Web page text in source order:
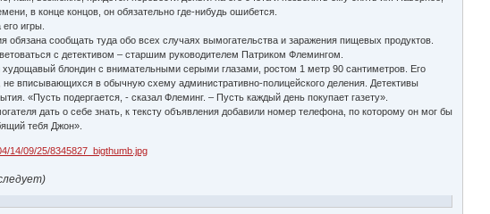
в конце концов, он обязательно где-нибудь ошибется.
игры.
сообщать туда обо всех случаях вымогательства и заражения пищевых продуктов.
с детективом – старшим руководителем Патриком Флемингом.
блондин с внимательными серыми глазами, ростом 1 метр 90 сантиметров. Его
вписывающихся в обычную схему административно-полицейского деления. Детективы
«Пусть подергается, - сказал Флеминг. – Пусть каждый день покупает газету».
дать о себе знать, к тексту объявления добавили номер телефона, по которому он мог бы
тебя Джон».